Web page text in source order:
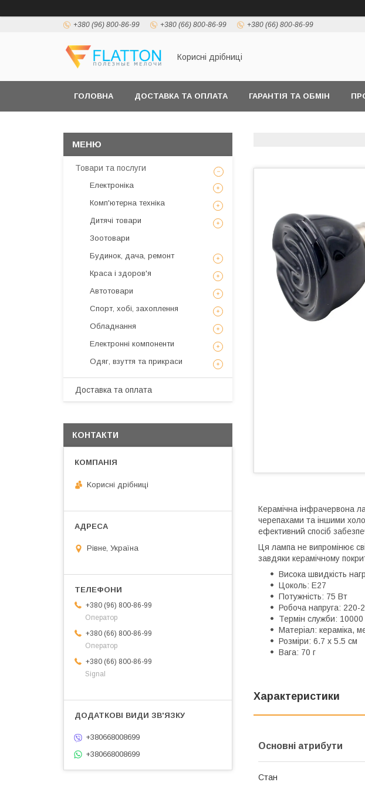
+380 (96) 800-86-99 +380 (66) 800-86-99 +380 (66) 800-86-99
Корисні дрібниці
ГОЛОВНА ДОСТАВКА ТА ОПЛАТА ГАРАНТІЯ ТА ОБМІН
Керамічна інфрачервона
черепахами та іншими
ефективний спосіб
Ця лампа не випромінює
завдяки керамічному
Висока швидкість
Цоколь: E27
Потужність: 75 Вт
Робоча напруга: 220-
Термін служби: 10000
Матеріал: кераміка,
Розміри: 6.7 x 5.5 см
Вага: 70 г
Характеристики
Основні атрибути
Стан
Товари та послуги
Електроніка
Комп'ютерна техніка
Дитячі товари
Зоотовари
Будинок, дача, ремонт
Краса і здоров'я
Автотовари
Спорт, хобі, захоплення
Обладнання
Електронні компоненти
Одяг, взуття та прикраси
Доставка та оплата
КОНТАКТИ
Kорисні дрібниці
Рівне, Україна
+380 (96) 800-86-99
Оператор
+380 (66) 800-86-99
Оператор
+380 (66) 800-86-99
Signal
+380668008699
+380668008699